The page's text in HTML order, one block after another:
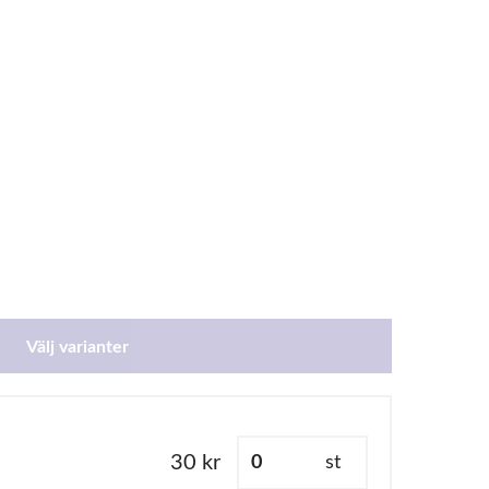
Välj varianter
30 kr st